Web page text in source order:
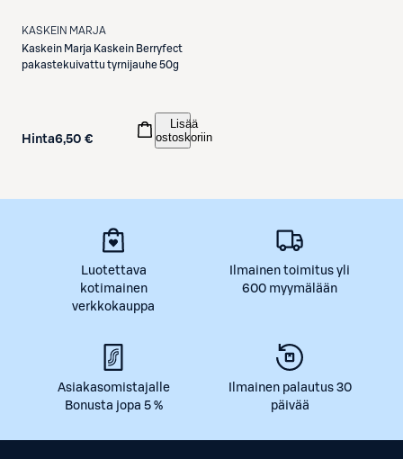
KASKEIN MARJA
Kaskein Marja Kaskein Berryfect
pakastekuivattu tyrnijauhe 50g
Hinta6,50 €
Lisää
ostoskoriin
Luotettava
kotimainen
verkkokauppa
Ilmainen toimitus yli
600 myymälään
Asiakasomistajalle
Bonusta jopa 5 %
Ilmainen palautus 30
päivää